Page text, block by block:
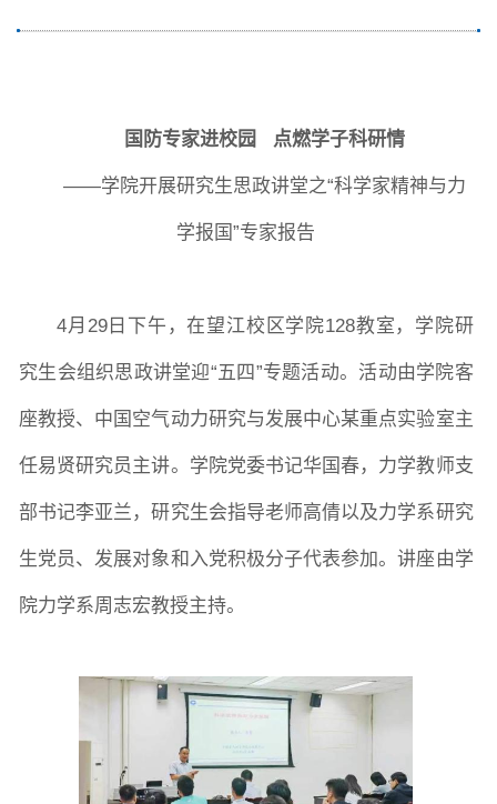
院行政 院工会 教授委员会
科研概况 学术动态 科研平台 科研办事流程
学生活动 创业就业 奖助学金
国防专家进校园 点燃学子科研情
——学院开展研究生思政讲堂之“科学家精神与力
学报国”专家报告
4月29日下午，在望江校区学院128教室，学院研
究生会组织思政讲堂迎“五四”专题活动。活动由学院客
座教授、中国空气动力研究与发展中心某重点实验室主
任易贤研究员主讲。学院党委书记华国春，力学教师支
部书记李亚兰，研究生会指导老师高倩以及力学系研究
生党员、发展对象和入党积极分子代表参加。讲座由学
院力学系周志宏教授主持。